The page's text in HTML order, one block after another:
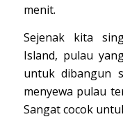
menit.
Sejenak kita
Island, pulau
untuk dibangun
menyewa pulau
Sangat cocok